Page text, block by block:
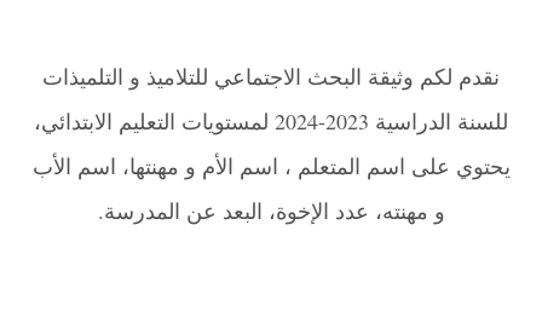
نقدم لكم وثيقة البحث الاجتماعي للتلاميذ و التلميذات
للسنة الدراسية 2023-2024 لمستويات التعليم الابتدائي،
يحتوي على اسم المتعلم ، اسم الأم و مهنتها، اسم الأب
و مهنته، عدد الإخوة، البعد عن المدرسة.